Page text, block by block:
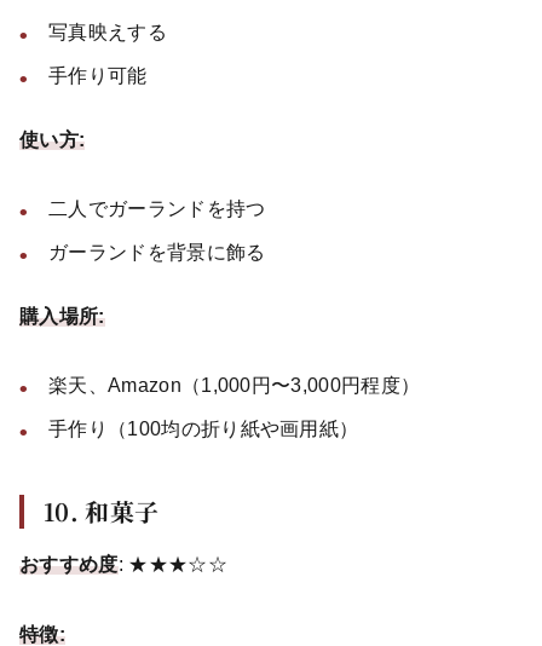
写真映えする
手作り可能
使い方:
二人でガーランドを持つ
ガーランドを背景に飾る
購入場所:
楽天、Amazon（1,000円〜3,000円程度）
手作り（100均の折り紙や画用紙）
10. 和菓子
おすすめ度: ★★★☆☆
特徴: